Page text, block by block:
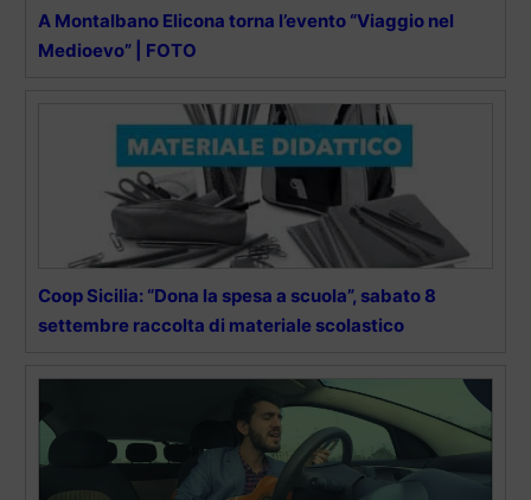
A Montalbano Elicona torna l’evento “Viaggio nel
Medioevo” | FOTO
Coop Sicilia: “Dona la spesa a scuola”, sabato 8
settembre raccolta di materiale scolastico